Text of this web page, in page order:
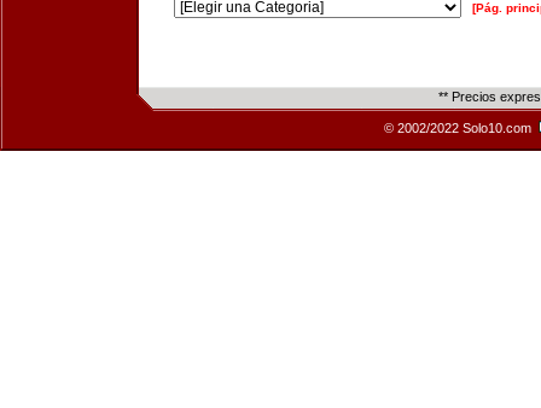
[Pág.
** Precios
© 2002/2022 Solo10.com